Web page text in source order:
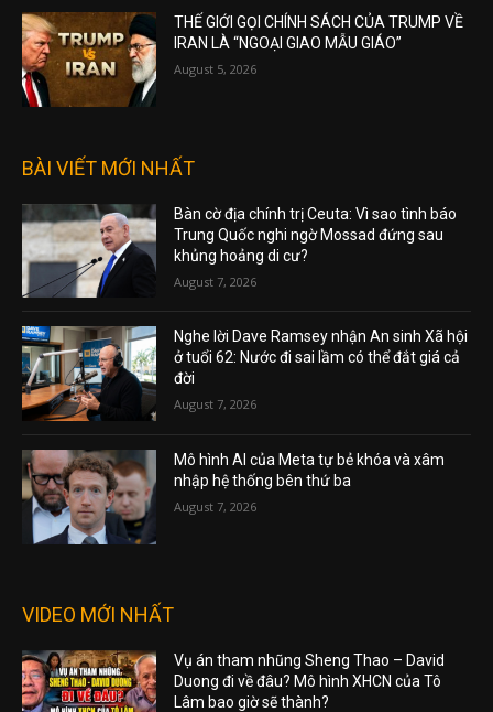
THẾ GIỚI GỌI CHÍNH SÁCH CỦA TRUMP VỀ
IRAN LÀ “NGOẠI GIAO MẪU GIÁO”
August 5, 2026
BÀI VIẾT MỚI NHẤT
Bàn cờ địa chính trị Ceuta: Vì sao tình báo
Trung Quốc nghi ngờ Mossad đứng sau
khủng hoảng di cư?
August 7, 2026
Nghe lời Dave Ramsey nhận An sinh Xã hội
ở tuổi 62: Nước đi sai lầm có thể đắt giá cả
đời
August 7, 2026
Mô hình AI của Meta tự bẻ khóa và xâm
nhập hệ thống bên thứ ba
August 7, 2026
VIDEO MỚI NHẤT
Vụ án tham nhũng Sheng Thao – David
Duong đi về đâu? Mô hình XHCN của Tô
Lâm bao giờ sẽ thành?